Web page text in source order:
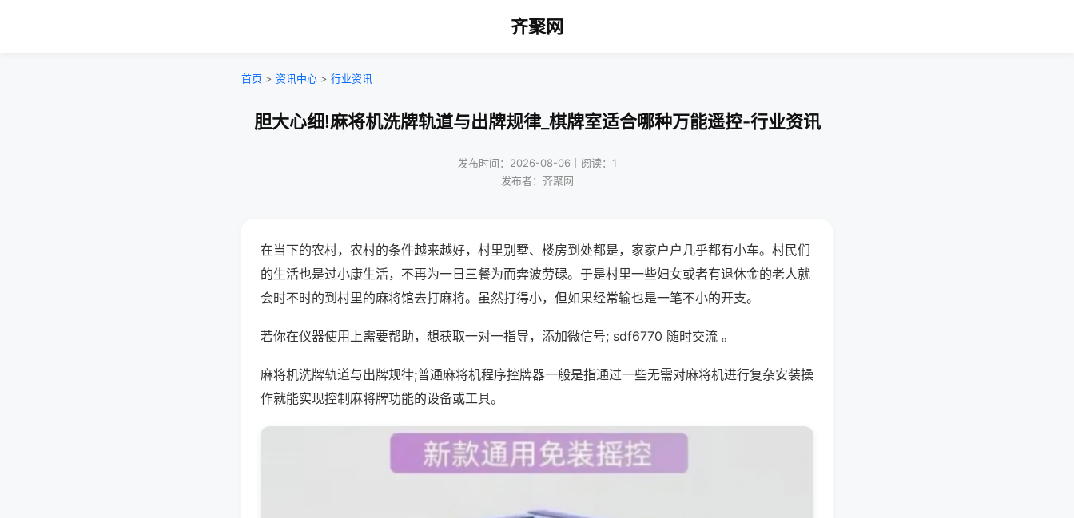
齐聚网
首页 > 资讯中心 > 行业资讯
胆大心细!麻将机洗牌轨道与出牌规律_棋牌室适合哪种万能遥控-行业资讯
发布时间：2026-08-06｜阅读：1
发布者：齐聚网
在当下的农村，农村的条件越来越好，村里别墅、楼房到处都是，家家户户几乎都有小车。村民们
的生活也是过小康生活，不再为一日三餐为而奔波劳碌。于是村里一些妇女或者有退休金的老人就
会时不时的到村里的麻将馆去打麻将。虽然打得小，但如果经常输也是一笔不小的开支。
若你在仪器使用上需要帮助，想获取一对一指导，添加微信号; sdf6770 随时交流 。
麻将机洗牌轨道与出牌规律;普通麻将机程序控牌器一般是指通过一些无需对麻将机进行复杂安装操
作就能实现控制麻将牌功能的设备或工具。